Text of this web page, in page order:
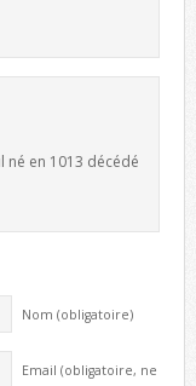
né en 1013 décédé
Nom (obligatoire)
Email (obligatoire, ne